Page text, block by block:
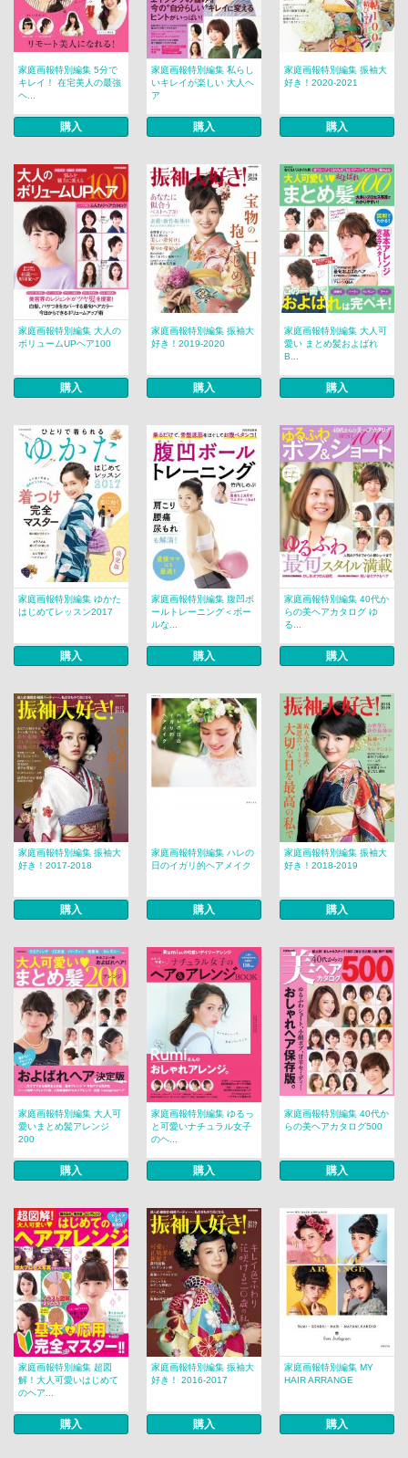
家庭画報特別編集 5分で
キレイ！ 在宅美人の最強
ヘ...
購入
家庭画報特別編集 私らし
いキレイが楽しい 大人ヘ
ア
購入
家庭画報特別編集 振袖大
好き！2020-2021
購入
家庭画報特別編集 大人の
ボリュームUPヘア100
購入
家庭画報特別編集 振袖大
好き！2019-2020
購入
家庭画報特別編集 大人可
愛い まとめ髪およばれ
B...
購入
家庭画報特別編集 ゆかた
はじめてレッスン2017
購入
家庭画報特別編集 腹凹ボ
ールトレーニング＜ボー
ルな...
購入
家庭画報特別編集 40代か
らの美ヘアカタログ ゆ
る...
購入
家庭画報特別編集 振袖大
好き！2017-2018
購入
家庭画報特別編集 ハレの
日のイガリ的ヘアメイク
購入
家庭画報特別編集 振袖大
好き！2018-2019
購入
家庭画報特別編集 大人可
愛いまとめ髪アレンジ
200
購入
家庭画報特別編集 ゆるっ
と可愛いナチュラル女子
のヘ...
購入
家庭画報特別編集 40代か
らの美ヘアカタログ500
購入
家庭画報特別編集 超図
解！大人可愛いはじめて
のヘア...
購入
家庭画報特別編集 振袖大
好き！ 2016-2017
購入
家庭画報特別編集 MY
HAIR ARRANGE
購入